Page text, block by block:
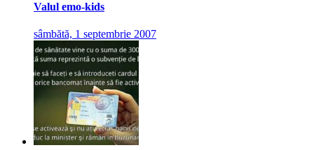
Valul emo-kids
sâmbătă, 1 septembrie 2007